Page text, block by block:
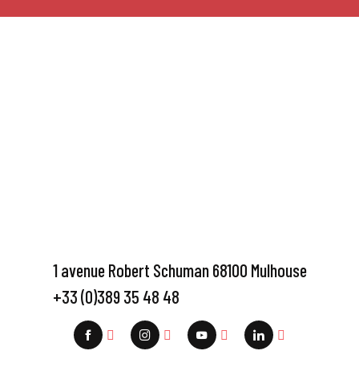
1 avenue Robert Schuman 68100 Mulhouse
+33 (0)389 35 48 48